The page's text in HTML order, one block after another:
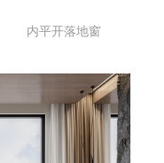
内平开落地窗